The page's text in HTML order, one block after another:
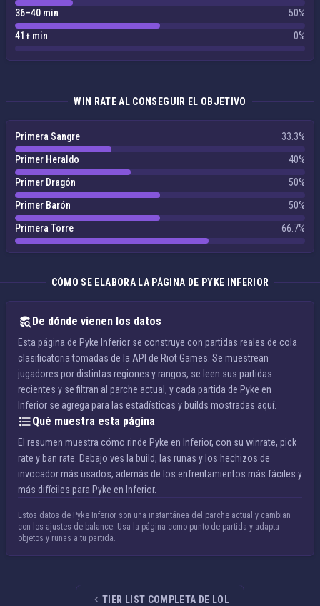
36–40 min
50%
41+ min
0%
WIN RATE AL CONSEGUIR EL OBJETIVO
Primera Sangre
33.3%
Primer Heraldo
40%
Primer Dragón
50%
Primer Barón
50%
Primera Torre
66.7%
CÓMO SE ELABORA LA PÁGINA DE PYKE INFERIOR
De dónde vienen los datos
Esta página de Pyke Inferior se construye con partidas reales de cola
clasificatoria tomadas de la API de Riot Games. Se muestrean
jugadores por distintas regiones y rangos, se leen sus partidas
recientes y se filtran al parche actual, y cada partida de Pyke en
Inferior se agrega para las estadísticas y builds mostradas aquí.
Qué muestra esta página
El resumen muestra cómo rinde Pyke en Inferior, con su winrate, pick
rate y ban rate. Debajo ves la build, las runas y los hechizos de
invocador más usados, además de los enfrentamientos más fáciles y
más difíciles para Pyke en Inferior.
Estos datos de Pyke Inferior son una instantánea del parche actual y cambian
con los ajustes de balance. Usa la página como punto de partida y adapta
objetos y runas a tu partida.
TIER LIST COMPLETA DE LOL